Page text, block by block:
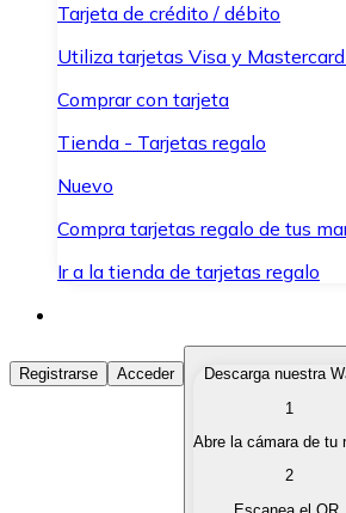
Tarjeta de crédito / débito
Utiliza tarjetas Visa y
Comprar con tarjeta
Tienda - Tarjetas regalo
Nuevo
Compra tarjetas regalo de tus
Ir a la tienda de tarjetas regalo
Comprar Criptomonedas
Compra criptomonedas con
Vende tus criptomonedas de
Registrarse Acceder
Descarga nuestra
1
Abre la cámara de tu
2